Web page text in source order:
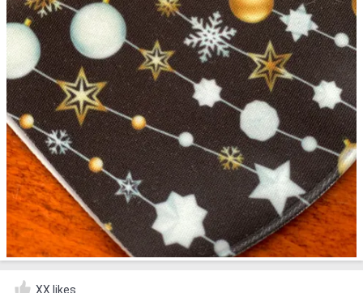
XX likes